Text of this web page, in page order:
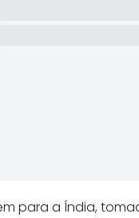
para a Índia,